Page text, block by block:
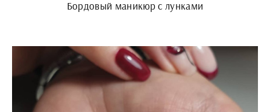
Бордовый маникюр с лунками